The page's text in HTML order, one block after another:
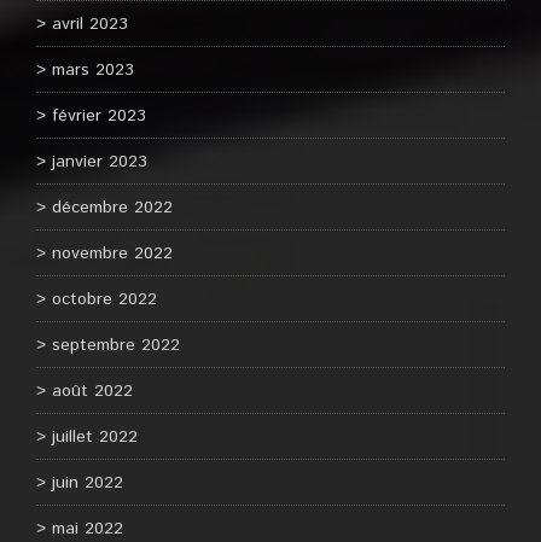
avril 2023
mars 2023
février 2023
janvier 2023
décembre 2022
novembre 2022
octobre 2022
septembre 2022
août 2022
juillet 2022
juin 2022
mai 2022